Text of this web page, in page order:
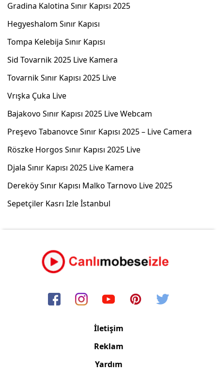
Gradina Kalotina Sınır Kapısı 2025
Hegyeshalom Sınır Kapısı
Tompa Kelebija Sınır Kapısı
Sid Tovarnik 2025 Live Kamera
Tovarnik Sınır Kapısı 2025 Live
Vrışka Çuka Live
Bajakovo Sınır Kapısı 2025 Live Webcam
Preşevo Tabanovce Sınır Kapısı 2025 – Live Camera
Röszke Horgos Sınır Kapısı 2025 Live
Djala Sınır Kapısı 2025 Live Kamera
Dereköy Sınır Kapısı Malko Tarnovo Live 2025
Sepetçiler Kasrı Izle İstanbul
İletişim
Reklam
Yardım